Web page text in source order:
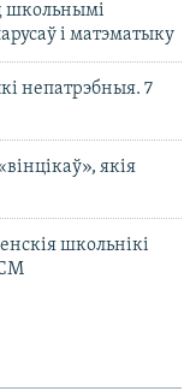
школьнымі
і матэматыку
непатрэбныя. 7
якія
школьнікі